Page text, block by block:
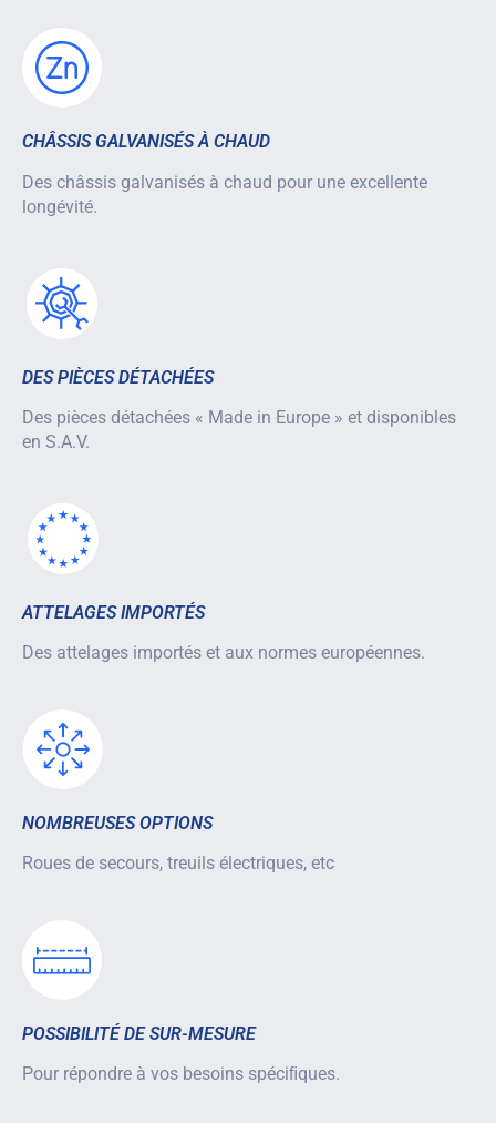
CHÂSSIS GALVANISÉS À CHAUD
Des châssis galvanisés à chaud pour une excellente
longévité.
DES PIÈCES DÉTACHÉES
Des pièces détachées « Made in Europe » et disponibles
en S.A.V.
ATTELAGES IMPORTÉS
Des attelages importés et aux normes européennes.
NOMBREUSES OPTIONS
Roues de secours, treuils électriques, etc
POSSIBILITÉ DE SUR-MESURE
Pour répondre à vos besoins spéciﬁques.